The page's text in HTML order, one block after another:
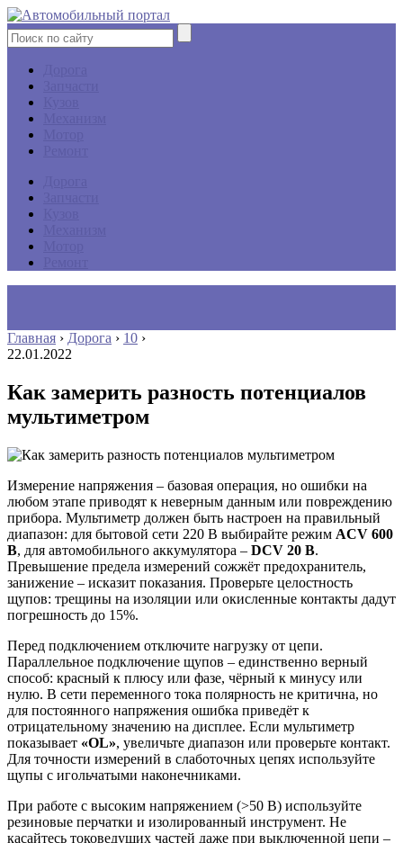
Главная › Дорога › 10 ›
22.01.2022
Как замерить разность потенциалов
мультиметром
Измерение напряжения – базовая операция, но ошибки на
любом этапе приводят к неверным данным или повреждению
прибора. Мультиметр должен быть настроен на правильный
диапазон: для бытовой сети 220 В выбирайте режим ACV 600
В, для автомобильного аккумулятора – DCV 20 В.
Превышение предела измерений сожжёт предохранитель,
занижение – исказит показания. Проверьте целостность
щупов: трещины на изоляции или окисленные контакты дадут
погрешность до 15%.
Перед подключением отключите нагрузку от цепи.
Параллельное подключение щупов – единственно верный
способ: красный к плюсу или фазе, чёрный к минусу или
нулю. В сети переменного тока полярность не критична, но
для постоянного напряжения ошибка приведёт к
отрицательному значению на дисплее. Если мультиметр
показывает «OL», увеличьте диапазон или проверьте контакт.
Для точности измерений в слаботочных цепях используйте
щупы с игольчатыми наконечниками.
При работе с высоким напряжением (>50 В) используйте
резиновые перчатки и изолированный инструмент. Не
касайтесь токоведущих частей даже при выключенной цепи –